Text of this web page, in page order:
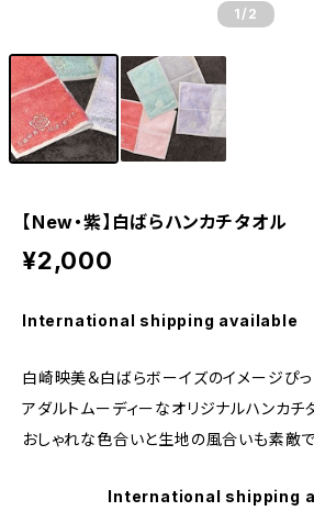
1 /2
【New・紫】白ばらハンカチタオル
¥2,000
International shipping available
白崎映美＆白ばらボーイズのイメージぴ
アダルトムーディーなオリジナルハンカチ
おしゃれな色合いと生地の風合いも素敵で
International shipping